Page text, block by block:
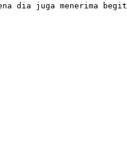
dia juga menerima